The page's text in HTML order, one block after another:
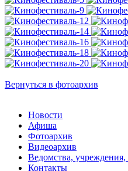
Вернуться в фотоархив
Новости
Афиша
Фотоархив
Видеоархив
Ведомства,
Контакты